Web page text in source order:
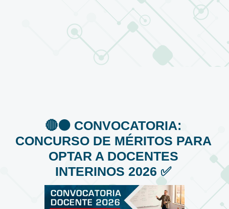
🔴⚫️ CONVOCATORIA:
CONCURSO DE MÉRITOS PARA
OPTAR A DOCENTES
INTERINOS 2026 ✅